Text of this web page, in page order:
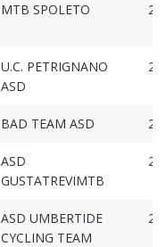
MTB SPOLETO
U.C. PETRIGNANO
ASD
BAD TEAM ASD
ASD
GUSTATREVIMTB
ASD UMBERTIDE
CYCLING TEAM